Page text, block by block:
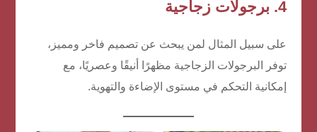
4. برجولات زجاجية
على سبيل المثال لمن يبحث عن تصميم فاخر ومميز،
توفر البرجولات الزجاجية مظهرًا أنيقًا وعصريًا، مع
إمكانية التحكم في مستوى الإضاءة والتهوية.